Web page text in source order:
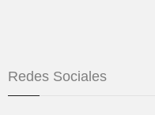
Redes Sociales